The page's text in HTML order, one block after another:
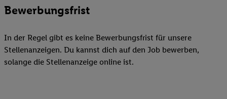
Bewerbungsfrist
In der Regel gibt es keine Bewerbungsfrist für unsere
Stellenanzeigen. Du kannst dich auf den Job bewerben,
solange die Stellenanzeige online ist.